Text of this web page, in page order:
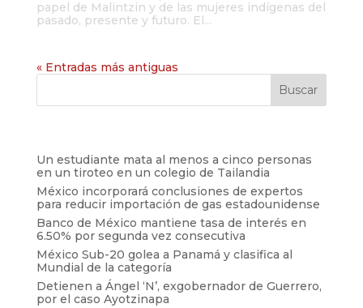
papel de Malintzin y de las mujeres indígenas del
pasado, presente y futuro. El...
« Entradas más antiguas
Un estudiante mata al menos a cinco personas
en un tiroteo en un colegio de Tailandia
México incorporará conclusiones de expertos
para reducir importación de gas estadounidense
Banco de México mantiene tasa de interés en
6.50% por segunda vez consecutiva
México Sub-20 golea a Panamá y clasifica al
Mundial de la categoría
Detienen a Ángel ‘N’, exgobernador de Guerrero,
por el caso Ayotzinapa